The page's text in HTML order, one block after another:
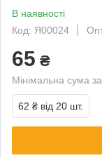
В наявності
Код: Я00024
65 ₴
Мінімальна сума
62 ₴ від 20 шт.